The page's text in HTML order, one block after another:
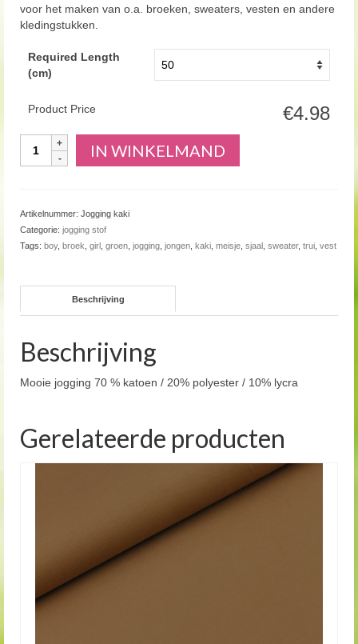
voor het maken van o.a. broeken, sweaters, vesten en andere
kledingstukken.
Required Length
(cm)
Product Price €4.98
IN WINKELMAND
Artikelnummer: Jogging kaki
Categorie: jogging stof
Tags: boy, broek girl groen jogging jongen kaki meisje sjaal sweater, trui vest
Beschrijving
Beschrijving
Mooie jogging 70 % katoen / 20% polyester / 10% lycra
Gerelateerde producten